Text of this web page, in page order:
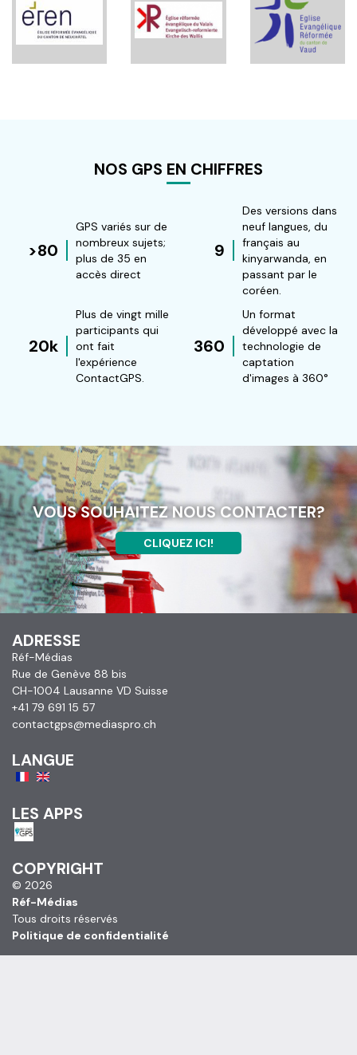
NOS GPS EN CHIFFRES
>80
GPS variés sur de
nombreux sujets;
plus de 35 en
accès direct
9
Des versions dans
neuf langues, du
français au
kinyarwanda, en
passant par le
coréen.
20k
Plus de vingt mille
participants qui
ont fait
l'expérience
ContactGPS.
360
Un format
développé avec la
technologie de
captation
d'images à 360°
VOUS SOUHAITEZ NOUS CONTACTER?
CLIQUEZ ICI!
ADRESSE
Réf-Médias
Rue de Genève 88 bis
CH-1004 Lausanne VD Suisse
+41 79 691 15 57
contactgps@mediaspro.ch
LANGUE
LES APPS
COPYRIGHT
© 2026
Réf-Médias
Tous droits réservés
Politique de confidentialité